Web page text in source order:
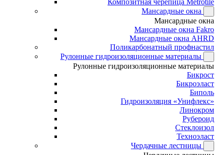
Композитная черепица Metrotile
Мансардные окна
Мансардные окна
Мансардные окна Fakro
Мансардные окна AHRD
Поликарбонатный профнастил
Рулонные гидроизоляционные материалы
Рулонные гидроизоляционные материалы
Бикрост
Бикроэласт
Биполь
Гидроизоляция «Унифлекс»
Линокром
Рубероид
Стеклоизол
Техноэласт
Чердачные лестницы